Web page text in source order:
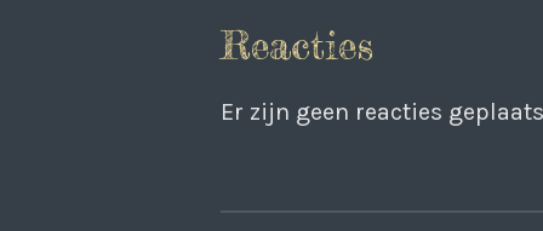
Reacties
Er zijn geen reacties